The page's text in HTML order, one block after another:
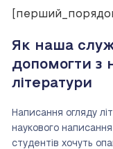
Як наша
допомогти з
літератури
Написання огляду
наукового
студентів хочуть